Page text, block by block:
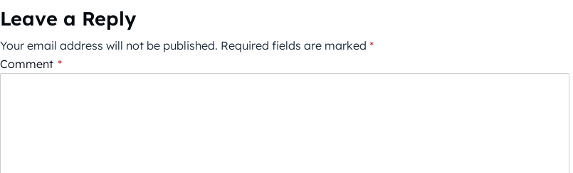
Leave a Reply
Your email address will not be published. Required fields are marked *
Comment *